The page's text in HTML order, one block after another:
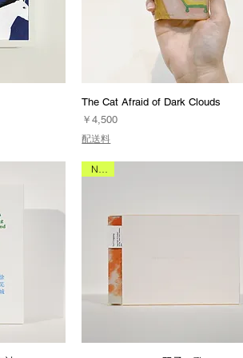
The Cat Afraid of Dark Clouds
価格
￥4,500
配送料